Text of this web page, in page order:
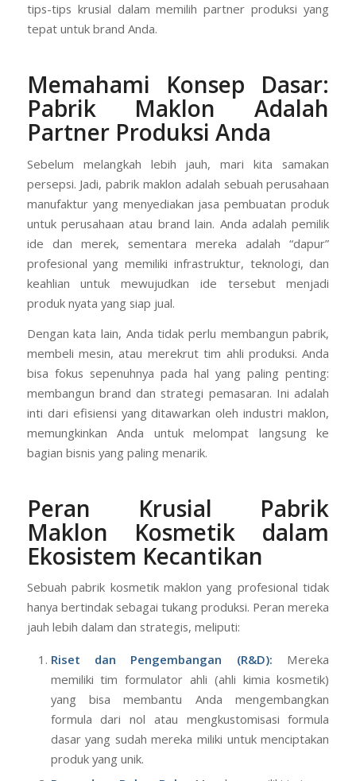
tips-tips krusial dalam memilih partner produksi yang
tepat untuk brand Anda.
Memahami Konsep Dasar:
Pabrik Maklon Adalah
Partner Produksi Anda
Sebelum melangkah lebih jauh, mari kita samakan
persepsi. Jadi, pabrik maklon adalah sebuah perusahaan
manufaktur yang menyediakan jasa pembuatan produk
untuk perusahaan atau brand lain. Anda adalah pemilik
ide dan merek, sementara mereka adalah “dapur”
profesional yang memiliki infrastruktur, teknologi, dan
keahlian untuk mewujudkan ide tersebut menjadi
produk nyata yang siap jual.
Dengan kata lain, Anda tidak perlu membangun pabrik,
membeli mesin, atau merekrut tim ahli produksi. Anda
bisa fokus sepenuhnya pada hal yang paling penting:
membangun brand dan strategi pemasaran. Ini adalah
inti dari efisiensi yang ditawarkan oleh industri maklon,
memungkinkan Anda untuk melompat langsung ke
bagian bisnis yang paling menarik.
Peran Krusial Pabrik
Maklon Kosmetik dalam
Ekosistem Kecantikan
Sebuah pabrik kosmetik maklon yang profesional tidak
hanya bertindak sebagai tukang produksi. Peran mereka
jauh lebih dalam dan strategis, meliputi:
Riset dan Pengembangan (R&D): Mereka
memiliki tim formulator ahli (ahli kimia kosmetik)
yang bisa membantu Anda mengembangkan
formula dari nol atau mengkustomisasi formula
dasar yang sudah mereka miliki untuk menciptakan
produk yang unik.